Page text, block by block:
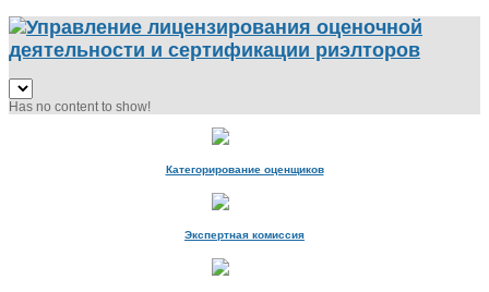
Has no content to show!
Категорирование оценщиков
Экспертная комиссия